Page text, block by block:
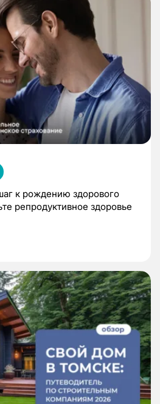
к рождению здорового
репродуктивное здоровье